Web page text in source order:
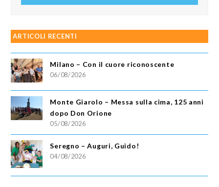
ARTICOLI RECENTI
Milano – Con il cuore riconoscente
06/08/2026
Monte Giarolo – Messa sulla cima, 125 anni
dopo Don Orione
05/08/2026
Seregno – Auguri, Guido!
04/08/2026